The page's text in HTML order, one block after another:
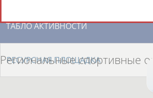
ТАБЛО АКТИВНОСТИ
РЕСУРСНАЯ ПЛОЩАДКА
Региональные спортивные